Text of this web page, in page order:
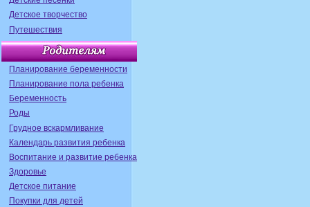
Детское творчество
Путешествия
Планирование беременности
Планирование пола ребенка
Беременность
Роды
Грудное вскармливание
Календарь развития ребенка
Воспитание и развитие ребенка
Здоровье
Детское питание
Покупки для детей